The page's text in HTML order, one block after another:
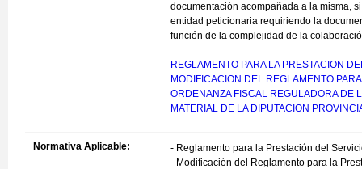
documentación acompañada a la misma,
entidad peticionaria requiriendo la
función de la complejidad de la
REGLAMENTO PARA LA PRESTACION
MODIFICACION DEL REGLAMENTO
ORDENANZA FISCAL REGULADORA DE
MATERIAL DE LA DIPUTACION
Normativa Aplicable:
- Reglamento para la Prestación del
- Modificación del Reglamento para la